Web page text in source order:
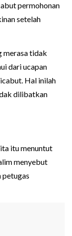
permohonan
setelah
merasa tidak
dari ucapan
Hal inilah
dilibatkan
itu menuntut
menyebut
petugas